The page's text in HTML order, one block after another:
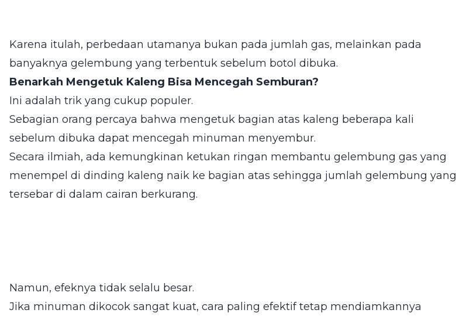
Karena itulah, perbedaan utamanya bukan pada jumlah gas, melainkan pada
banyaknya gelembung yang terbentuk sebelum botol dibuka.
Benarkah Mengetuk Kaleng Bisa Mencegah Semburan?
Ini adalah trik yang cukup populer.
Sebagian orang percaya bahwa mengetuk bagian atas kaleng beberapa kali
sebelum dibuka dapat mencegah minuman menyembur.
Secara ilmiah, ada kemungkinan ketukan ringan membantu gelembung gas yang
menempel di dinding kaleng naik ke bagian atas sehingga jumlah gelembung yang
tersebar di dalam cairan berkurang.
Namun, efeknya tidak selalu besar.
Jika minuman dikocok sangat kuat, cara paling efektif tetap mendiamkannya